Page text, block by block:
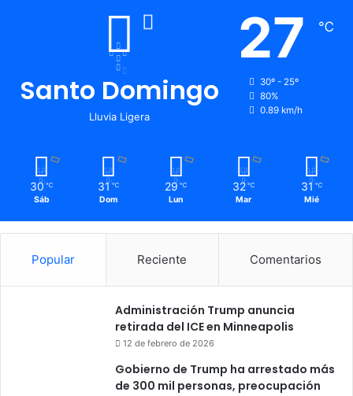
Santo Domingo
Lluvia Ligera
27 ℃
30º - 25º
80%
0.89 km/h
30 ℃
Sáb
31 ℃
Dom
29 ℃
Lun
32 ℃
Mar
31 ℃
Mié
Popular Reciente Comentarios
Administración Trump anuncia
retirada del ICE en Minneapolis
12 de febrero de 2026
Gobierno de Trump ha arrestado más
de 300 mil personas, preocupación